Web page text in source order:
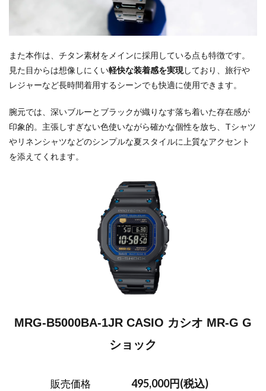
また本作は、チタン素材をメインに採用している点も特徴です。
見た目からは想像しにくい軽快な装着感を実現しており、旅行や
レジャーなど長時間着用するシーンでも快適に使用できます。
腕元では、深いブルーとブラックが織りなす落ち着いた存在感が
印象的。主張しすぎない色使いながら確かな個性を放ち、Tシャツ
やリネンシャツなどのシンプルな夏スタイルに上質なアクセント
を添えてくれます。
MRG-B5000BA-1JR CASIO カシオ MR-G G
ショック
販売価格 495,000円(税込)